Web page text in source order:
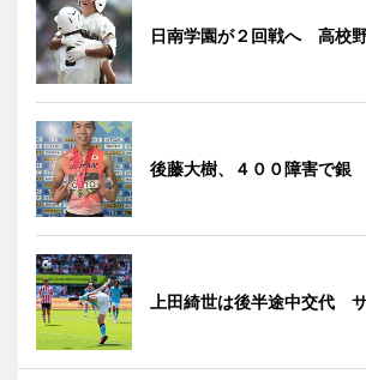
日南学園が２回戦へ 高校
後藤大樹、４００障害で銀
上田綺世は後半途中交代